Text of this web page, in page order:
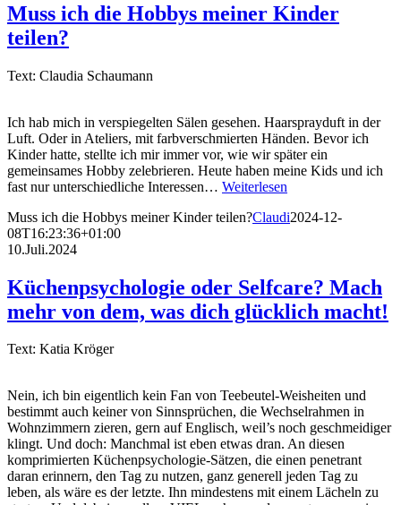
Muss ich die Hobbys meiner Kinder
teilen?
Text: Claudia Schaumann
Ich hab mich in verspiegelten Sälen gesehen. Haarsprayduft in der
Luft. Oder in Ateliers, mit farbverschmierten Händen. Bevor ich
Kinder hatte, stellte ich mir immer vor, wie wir später ein
gemeinsames Hobby zelebrieren. Heute haben meine Kids und ich
fast nur unterschiedliche Interessen… Weiterlesen
Muss ich die Hobbys meiner Kinder teilen?Claudi2024-12-
08T16:23:36+01:00
10.Juli.2024
Küchenpsychologie oder Selfcare? Mach
mehr von dem, was dich glücklich macht!
Text: Katia Kröger
Nein, ich bin eigentlich kein Fan von Teebeutel-Weisheiten und
bestimmt auch keiner von Sinnsprüchen, die Wechselrahmen in
Wohnzimmern zieren, gern auf Englisch, weil’s noch geschmeidiger
klingt. Und doch: Manchmal ist eben etwas dran. An diesen
komprimierten Küchenpsychologie-Sätzen, die einen penetrant
daran erinnern, den Tag zu nutzen, ganz generell jeden Tag zu
leben, als wäre es der letzte. Ihn mindestens mit einem Lächeln zu